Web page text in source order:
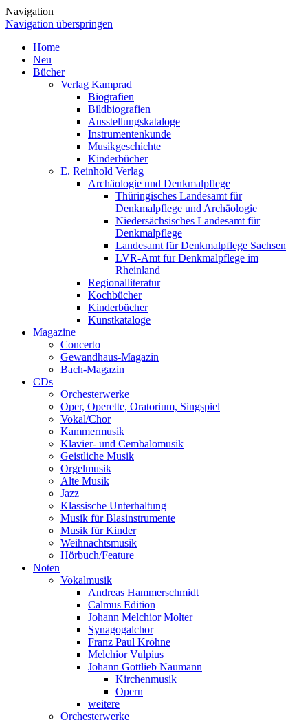
Navigation
Navigation überspringen
Home
Neu
Bücher
Verlag Kamprad
Biografien
Bildbiografien
Ausstellungskataloge
Instrumentenkunde
Musikgeschichte
Kinderbücher
E. Reinhold Verlag
Archäologie und Denkmalpflege
Thüringisches Landesamt für
Denkmalpflege und Archäologie
Niedersächsisches Landesamt für
Denkmalpflege
Landesamt für Denkmalpflege Sachsen
LVR-Amt für Denkmalpflege im
Rheinland
Regionalliteratur
Kochbücher
Kinderbücher
Kunstkataloge
Magazine
Concerto
Gewandhaus-Magazin
Bach-Magazin
CDs
Orchesterwerke
Oper, Operette, Oratorium, Singspiel
Vokal/Chor
Kammermusik
Klavier- und Cembalomusik
Geistliche Musik
Orgelmusik
Alte Musik
Jazz
Klassische Unterhaltung
Musik für Blasinstrumente
Musik für Kinder
Weihnachtsmusik
Hörbuch/Feature
Noten
Vokalmusik
Andreas Hammerschmidt
Calmus Edition
Johann Melchior Molter
Synagogalchor
Franz Paul Kröhne
Melchior Vulpius
Johann Gottlieb Naumann
Kirchenmusik
Opern
weitere
Orchesterwerke